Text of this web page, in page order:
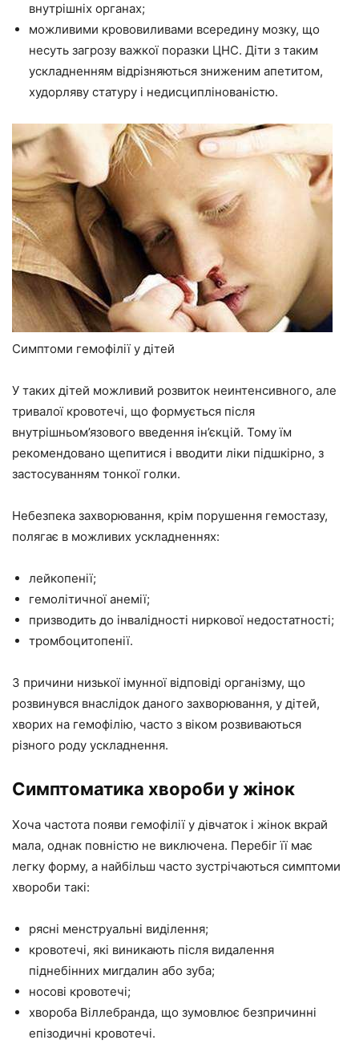
внутрішніх органах;
можливими крововиливами всередину мозку, що
несуть загрозу важкої поразки ЦНС. Діти з таким
ускладненням відрізняються зниженим апетитом,
худорляву статуру і недисциплінованістю.
Симптоми гемофілії у дітей
У таких дітей можливий розвиток неинтенсивного, але
тривалої кровотечі, що формується після
внутрішньом’язового введення ін’єкцій. Тому їм
рекомендовано щепитися і вводити ліки підшкірно, з
застосуванням тонкої голки.
Небезпека захворювання, крім порушення гемостазу,
полягає в можливих ускладненнях:
лейкопенії;
гемолітичної анемії;
призводить до інвалідності ниркової недостатності;
тромбоцитопенії.
З причини низької імунної відповіді організму, що
розвинувся внаслідок даного захворювання, у дітей,
хворих на гемофілію, часто з віком розвиваються
різного роду ускладнення.
Симптоматика хвороби у жінок
Хоча частота появи гемофілії у дівчаток і жінок вкрай
мала, однак повністю не виключена. Перебіг її має
легку форму, а найбільш часто зустрічаються симптоми
хвороби такі:
рясні менструальні виділення;
кровотечі, які виникають після видалення
піднебінних мигдалин або зуба;
носові кровотечі;
хвороба Віллебранда, що зумовлює безпричинні
епізодичні кровотечі.